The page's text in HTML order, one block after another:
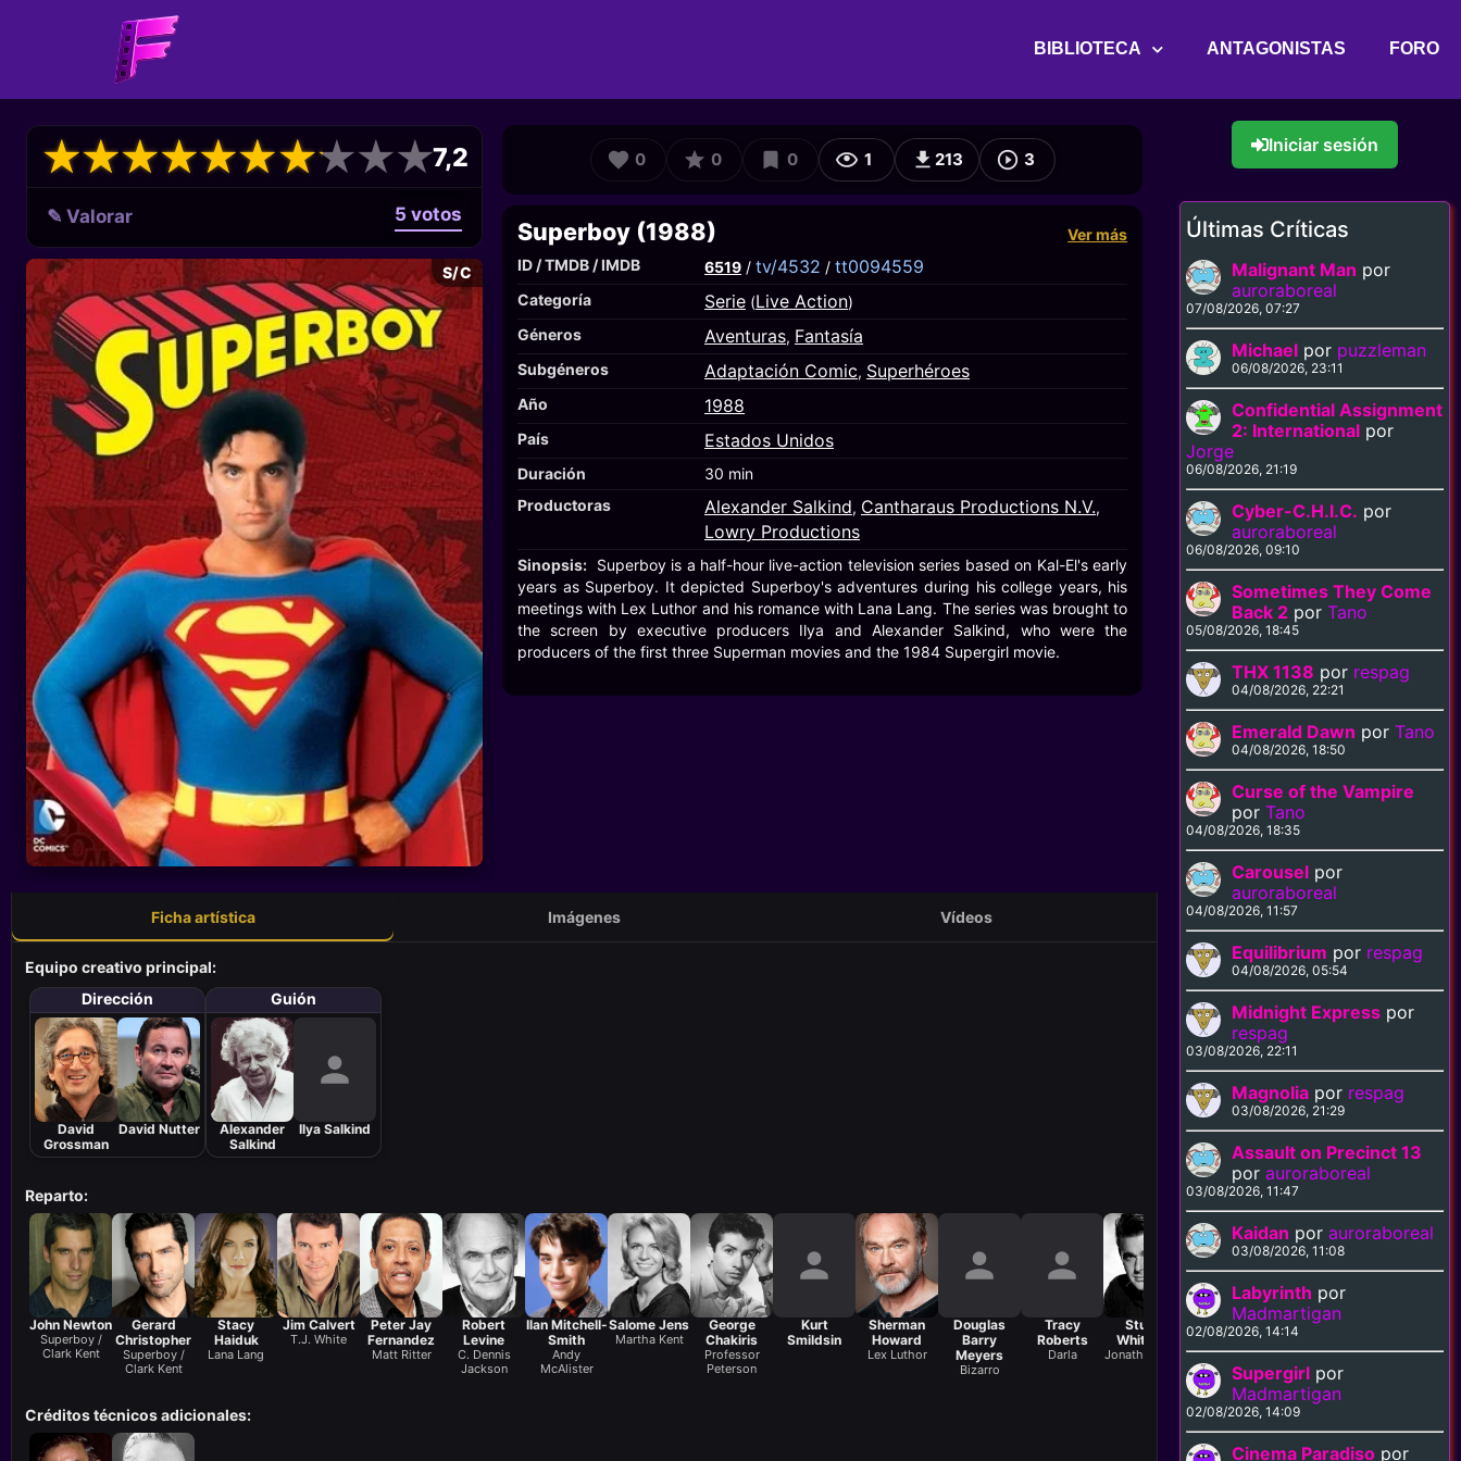
BIBLIOTECA ANTAGONISTAS FORO
★
★★
★★
★★
★★
★★
★★
★★
★★
★★
★7,2
✎ Valorar 5 votos
S/C
0 0 0 1 213 3
Superboy (1988)
Ver más
ID / TMDB / IMDB
6519 / tv/4532 / tt0094559
Categoría Serie (Live Action)
Géneros
Aventuras, Fantasía
Subgéneros Adaptación Comic, Superhéroes
Año 1988
País Estados Unidos
Duración
30 min
Productoras
Alexander Salkind, Cantharaus Productions N.V.,
Lowry Productions
Sinopsis: Superboy is a half-hour live-action television series based on Kal-El's early
years as Superboy. It depicted Superboy's adventures during his college years, his
meetings with Lex Luthor and his romance with Lana Lang. The series was brought to
the screen by executive producers Ilya and Alexander Salkind, who were the
producers of the first three Superman movies and the 1984 Supergirl movie.
Ficha artística Imágenes Vídeos
Equipo creativo principal:
Dirección
David
Grossman
David Nutter
Guión
Alexander
Salkind
Ilya Salkind
Reparto:
John Newton
Superboy /
Clark Kent
Gerard
Christopher
Superboy /
Clark Kent
Stacy
Haiduk
Lana Lang
Jim Calvert
T.J. White
Peter Jay
Fernandez
Matt Ritter
Robert
Levine
C. Dennis
Jackson
Ilan Mitchell-
Smith
Andy
McAlister
Salome Jens
Martha Kent
George
Chakiris
Professor
Peterson
Kurt
Smildsin
Sherman
Howard
Lex Luthor
Douglas
Barry
Meyers
Bizarro
Tracy
Roberts
Darla
Stuart
Whitman
Jonathan Kent
Michael
Callan
John
Corben/Metallo
Roger Pretto
Harris
Créditos técnicos adicionales:
Iniciar sesión
Últimas Críticas
Malignant Man por
auroraboreal
07/08/2026, 07:27
Michael por puzzleman
06/08/2026, 23:11
Confidential Assignment
2: International por
Jorge
06/08/2026, 21:19
Cyber-C.H.I.C. por
auroraboreal
06/08/2026, 09:10
Sometimes They Come
Back 2 porTano
05/08/2026, 18:45
THX 1138 por respag
04/08/2026, 22:21
Emerald Dawn porTano
04/08/2026, 18:50
Curse of the Vampire
porTano
04/08/2026, 18:35
Carousel por
auroraboreal
04/08/2026, 11:57
Equilibrium por respag
04/08/2026, 05:54
Midnight Express por
respag
03/08/2026, 22:11
Magnolia por respag
03/08/2026, 21:29
Assault on Precinct 13
porauroraboreal
03/08/2026, 11:47
Kaidan porauroraboreal
03/08/2026, 11:08
Labyrinth por
Madmartigan
02/08/2026, 14:14
Supergirl por
Madmartigan
02/08/2026, 14:09
Cinema Paradiso por